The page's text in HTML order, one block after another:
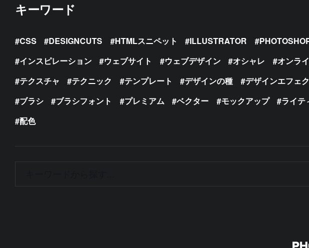
キーワード
CSS DESIGNCUTS HTMLスニペット ILLUSTRATOR
インスピレーション
ウェブサイト ウェブデザイン オシャレ オンラ
テクスチャ
テクニック テンプレート デザインの種 デザインエフェ
ブラシ
ブラシフォント プレミアム ベクター モックアップ ライテ
配色